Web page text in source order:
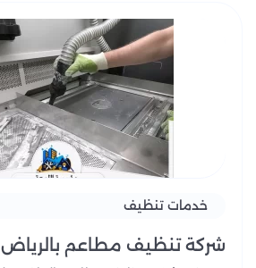
خدمات تنظيف
شركة تنظيف مطاعم بالرياض